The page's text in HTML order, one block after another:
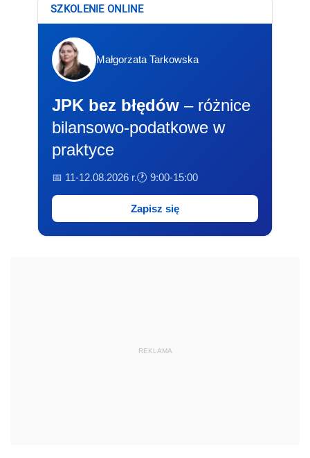
SZKOLENIE ONLINE
Małgorzata Tarkowska
JPK bez błędów – różnice
bilansowo-podatkowe w
praktyce
📅 11-12.08.2026 r.🕐 9:00-15:00
Zapisz się
REKLAMA